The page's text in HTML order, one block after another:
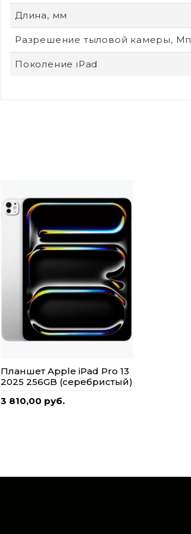
Длина, мм
Разрешение тыловой камеры, Мп
Поколение iPad
Планшет Apple iPad Pro 13
2025 256GB (серебристый)
3 810,00 руб.